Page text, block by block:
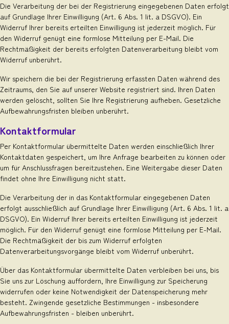
Die Verarbeitung der bei der Registrierung eingegebenen Daten erfolgt
auf Grundlage Ihrer Einwilligung (Art. 6 Abs. 1 lit. a DSGVO). Ein
Widerruf Ihrer bereits erteilten Einwilligung ist jederzeit möglich. Für
den Widerruf genügt eine formlose Mitteilung per E-Mail. Die
Rechtmäßigkeit der bereits erfolgten Datenverarbeitung bleibt vom
Widerruf unberührt.
Wir speichern die bei der Registrierung erfassten Daten während des
Zeitraums, den Sie auf unserer Website registriert sind. Ihren Daten
werden gelöscht, sollten Sie Ihre Registrierung aufheben. Gesetzliche
Aufbewahrungsfristen bleiben unberührt.
Kontaktformular
Per Kontaktformular übermittelte Daten werden einschließlich Ihrer
Kontaktdaten gespeichert, um Ihre Anfrage bearbeiten zu können oder
um für Anschlussfragen bereitzustehen. Eine Weitergabe dieser Daten
findet ohne Ihre Einwilligung nicht statt.
Die Verarbeitung der in das Kontaktformular eingegebenen Daten
erfolgt ausschließlich auf Grundlage Ihrer Einwilligung (Art. 6 Abs. 1 lit. a
DSGVO). Ein Widerruf Ihrer bereits erteilten Einwilligung ist jederzeit
möglich. Für den Widerruf genügt eine formlose Mitteilung per E-Mail.
Die Rechtmäßigkeit der bis zum Widerruf erfolgten
Datenverarbeitungsvorgänge bleibt vom Widerruf unberührt.
Über das Kontaktformular übermittelte Daten verbleiben bei uns, bis
Sie uns zur Löschung auffordern, Ihre Einwilligung zur Speicherung
widerrufen oder keine Notwendigkeit der Datenspeicherung mehr
besteht. Zwingende gesetzliche Bestimmungen - insbesondere
Aufbewahrungsfristen - bleiben unberührt.